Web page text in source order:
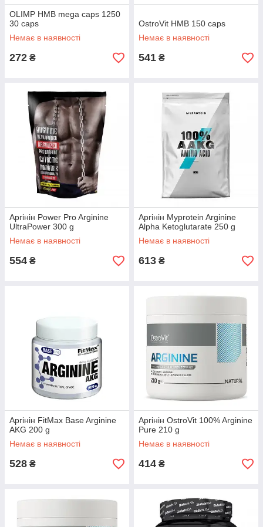
OLIMP HMB mega caps 1250
30 caps
Немає в наявності
272 ₴
OstroVit HMB 150 caps
Немає в наявності
541 ₴
Аргінін Power Pro Arginine
UltraPower 300 g
Немає в наявності
554 ₴
Аргінін Myprotein Arginine
Alpha Ketoglutarate 250 g
Немає в наявності
613 ₴
Аргінін FitMax Base Arginine
AKG 200 g
Немає в наявності
528 ₴
Аргінін OstroVit 100% Arginine
Pure 210 g
Немає в наявності
414 ₴